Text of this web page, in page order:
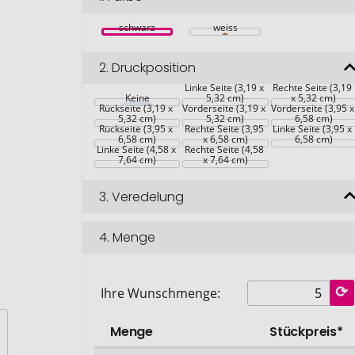
schwarz weiss
2.Druckposition
Keine
Linke Seite (3,19 x
5,32 cm)
Rechte Seite (3,19
x 5,32 cm)
Rückseite (3,19 x
5,32 cm)
Vorderseite (3,19 x
5,32 cm)
Vorderseite (3,95
6,58 cm)
Rückseite (3,95 x
6,58 cm)
Rechte Seite (3,95
x 6,58 cm)
Linke Seite (3,95 x
6,58 cm)
Linke Seite (4,58 x
7,64 cm)
Rechte Seite (4,58
x 7,64 cm)
3.Veredelung
4.Menge
Ihre Wunschmenge:
Menge
Stückpreis*